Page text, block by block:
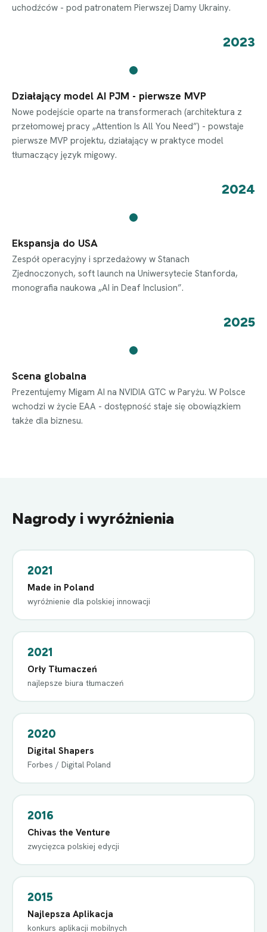
uchodźców - pod patronatem Pierwszej Damy Ukrainy.
2023
Działający model AI PJM - pierwsze MVP
Nowe podejście oparte na transformerach (architektura z
przełomowej pracy „Attention Is All You Need”) - powstaje
pierwsze MVP projektu, działający w praktyce model
tłumaczący język migowy.
2024
Ekspansja do USA
Zespół operacyjny i sprzedażowy w Stanach
Zjednoczonych, soft launch na Uniwersytecie Stanforda,
monografia naukowa „AI in Deaf Inclusion”.
2025
Scena globalna
Prezentujemy Migam AI na NVIDIA GTC w Paryżu. W Polsce
wchodzi w życie EAA - dostępność staje się obowiązkiem
także dla biznesu.
Nagrody i wyróżnienia
2021
Made in Poland
wyróżnienie dla polskiej innowacji
2021
Orły Tłumaczeń
najlepsze biura tłumaczeń
2020
Digital Shapers
Forbes / Digital Poland
2016
Chivas the Venture
zwycięzca polskiej edycji
2015
Najlepsza Aplikacja
konkurs aplikacji mobilnych